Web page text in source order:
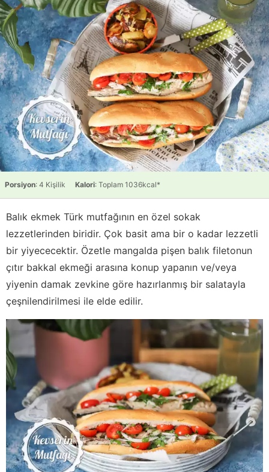
Porsiyon: 4 Kişilik Kalori: Toplam 1036kcal*
Balık ekmek Türk mutfağının en özel sokak
lezzetlerinden biridir. Çok basit ama bir o kadar lezzetli
bir yiyececektir. Özetle mangalda pişen balık filetonun
çıtır bakkal ekmeği arasına konup yapanın ve/veya
yiyenin damak zevkine göre hazırlanmış bir salatayla
çeşnilendirilmesi ile elde edilir.